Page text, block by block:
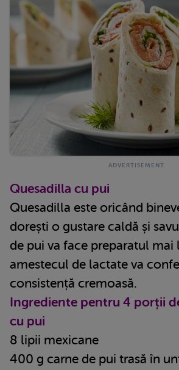
Quesadilla cu pui
Quesadilla este oricând
dorești o gustare caldă și
de pui va face preparatul mai
amestecul de lactate va
consistență cremoasă.
Ingrediente pentru 4 porții
cu pui
8 lipii mexicane
400 g carne de pui trasă în